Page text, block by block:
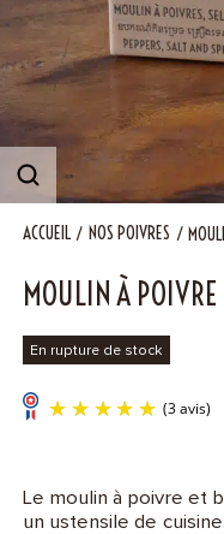
NOUS RENDRE
Contact
ACCUEIL NOS POIVRES
MOULIN À
Le moulin à poivre et
un ustensile de
En rupture de stock